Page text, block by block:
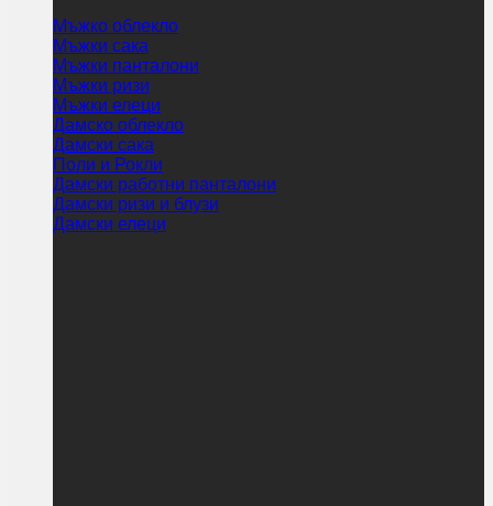
Мъжко облекло
Мъжки сака
Мъжки панталони
Мъжки ризи
Мъжки елеци
Дамско облекло
Дамски сака
Поли и Рокли
Дамски работни панталони
Дамски ризи и блузи
Дамски елеци